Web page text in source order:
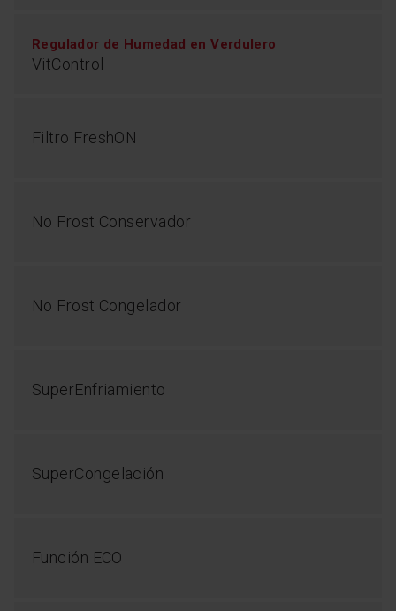
Regulador de Humedad en Verdulero
VitControl
Filtro FreshON
No Frost Conservador
No Frost Congelador
SuperEnfriamiento
SuperCongelación
Función ECO